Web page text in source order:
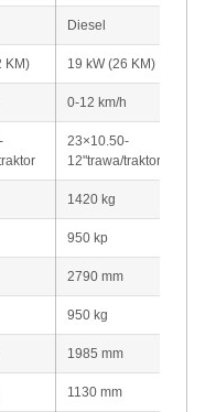
Diesel
KM) 19 kW (26 KM)
0-12 km/h
23×10.50-
12"trawa/traktor
1420 kg
950 kp
2790 mm
950 kg
1985 mm
1130 mm